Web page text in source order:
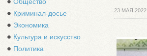
Криминал-досье
Экономика
Культура и искусство
Политика
23 МАЯ 2022